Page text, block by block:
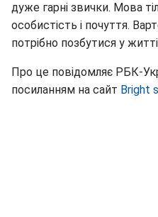
дуже гарні звички. Мова
особистість і почуття.
потрібно позбутися у
Про це повідомляє РБК-
посиланням на сайт Bright